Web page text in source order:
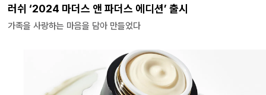
러쉬 ‘2024 마더스 앤 파더스 에디션’ 출시
가족을 사랑하는 마음을 담아 만들었다